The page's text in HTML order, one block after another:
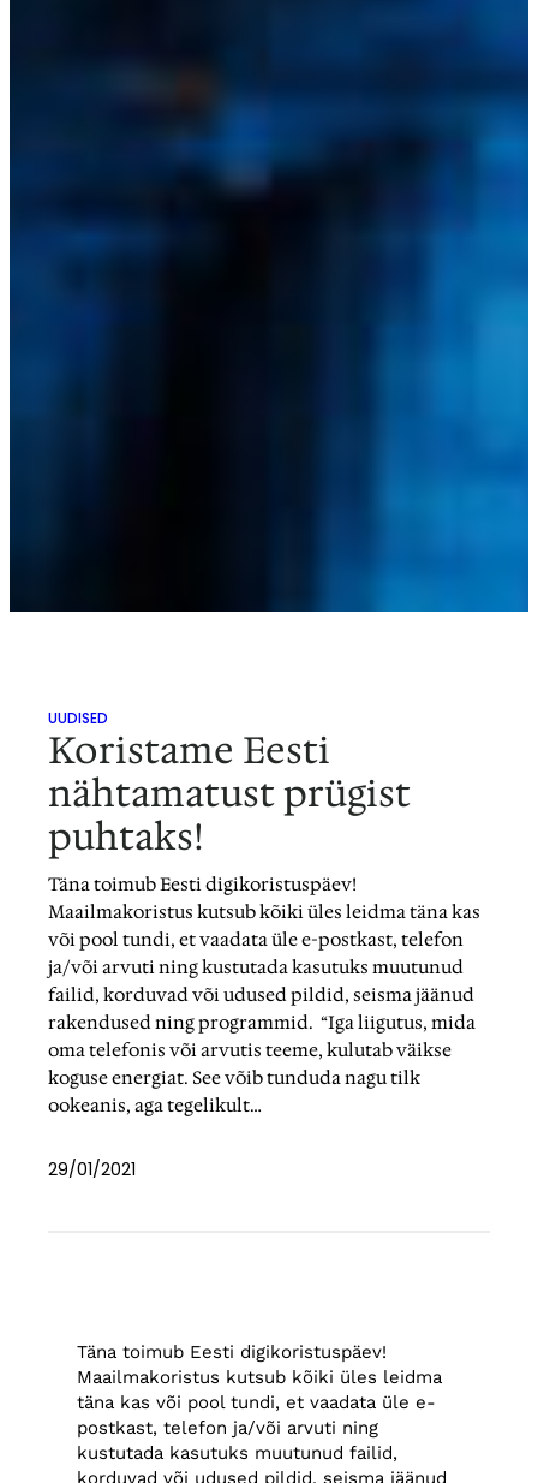
UUDISED
Koristame Eesti
nähtamatust prügist
puhtaks!
Täna toimub Eesti digikoristuspäev!
Maailmakoristus kutsub kõiki üles leidma täna kas
või pool tundi, et vaadata üle e-postkast, telefon
ja/või arvuti ning kustutada kasutuks muutunud
failid, korduvad või udused pildid, seisma jäänud
rakendused ning programmid. “Iga liigutus, mida
oma telefonis või arvutis teeme, kulutab väikse
koguse energiat. See võib tunduda nagu tilk
ookeanis, aga tegelikult…
29/01/2021
Täna toimub Eesti digikoristuspäev!
Maailmakoristus kutsub kõiki üles leidma
täna kas või pool tundi, et vaadata üle e-
postkast, telefon ja/või arvuti ning
kustutada kasutuks muutunud failid,
korduvad või udused pildid, seisma jäänud